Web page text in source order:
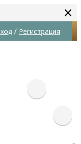
×
/ Регистрация